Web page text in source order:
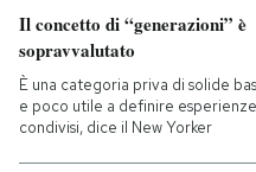
Il concetto di “generazioni” è
sopravvalutato
È una categoria priva di solide
e poco utile a definire
condivisi, dice il New Yorker